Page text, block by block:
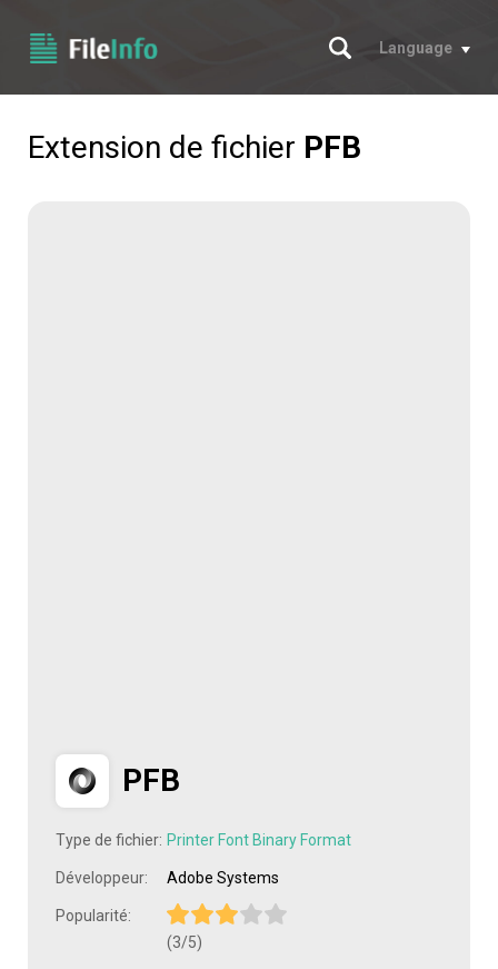
Chercher
Language
Extension de fichier PFB
PFB
Type de fichier: Printer Font Binary Format
Développeur: Adobe Systems
Popularité:
(3/5)